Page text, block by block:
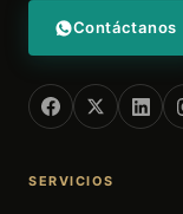
Contáctanos
SERVICIOS